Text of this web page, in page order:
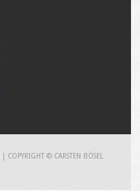
COPYRIGHT © CARSTEN BÖSEL